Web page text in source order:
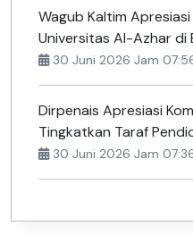
Wagub Kaltim
Universitas Al-Azhar di
30 Juni 2026 Jam
Dirpenais Apresiasi
Tingkatkan Taraf
30 Juni 2026 Jam